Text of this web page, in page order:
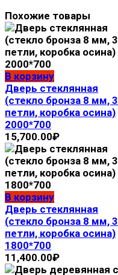
Похожие товары
В корзину
Дверь стеклянная
(стекло бронза 8 мм, 3
петли, коробка осина)
2000*700
15,700.00₽
В корзину
Дверь стеклянная
(стекло бронза 8 мм, 3
петли, коробка осина)
1800*700
11,400.00₽